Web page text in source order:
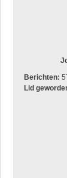
Berichten:
Lid